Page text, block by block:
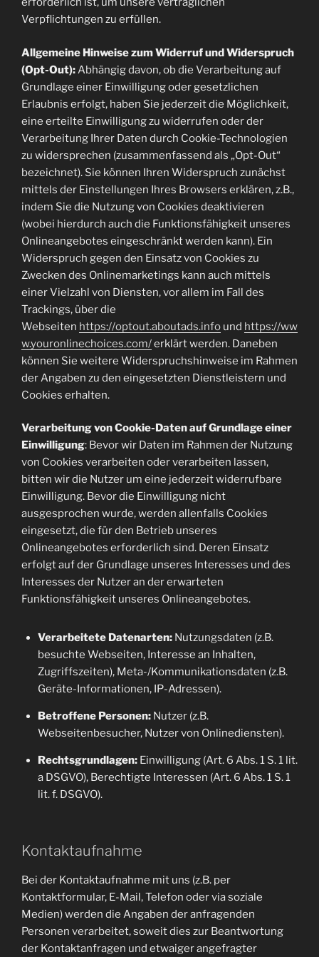
Verpflichtungen zu erfüllen.
Allgemeine Hinweise zum Widerruf und Widerspruch
(Opt-Out): Abhängig davon, ob die Verarbeitung auf
Grundlage einer Einwilligung oder gesetzlichen
Erlaubnis erfolgt, haben Sie jederzeit die Möglichkeit,
eine erteilte Einwilligung zu widerrufen oder der
Verarbeitung Ihrer Daten durch Cookie-Technologien
zu widersprechen (zusammenfassend als „Opt-Out“
bezeichnet). Sie können Ihren Widerspruch zunächst
mittels der Einstellungen Ihres Browsers erklären, z.B.,
indem Sie die Nutzung von Cookies deaktivieren
(wobei hierdurch auch die Funktionsfähigkeit unseres
Onlineangebotes eingeschränkt werden kann). Ein
Widerspruch gegen den Einsatz von Cookies zu
Zwecken des Onlinemarketings kann auch mittels
einer Vielzahl von Diensten, vor allem im Fall des
Trackings, über die
Webseiten https://optout.aboutads.info und https://ww
w.youronlinechoices.com/erklärt werden. Daneben
können Sie weitere Widerspruchshinweise im Rahmen
der Angaben zu den eingesetzten Dienstleistern und
Cookies erhalten.
Verarbeitung von Cookie-Daten auf Grundlage einer
Einwilligung: Bevor wir Daten im Rahmen der Nutzung
von Cookies verarbeiten oder verarbeiten lassen,
bitten wir die Nutzer um eine jederzeit widerrufbare
Einwilligung. Bevor die Einwilligung nicht
ausgesprochen wurde, werden allenfalls Cookies
eingesetzt, die für den Betrieb unseres
Onlineangebotes erforderlich sind. Deren Einsatz
erfolgt auf der Grundlage unseres Interesses und des
Interesses der Nutzer an der erwarteten
Funktionsfähigkeit unseres Onlineangebotes.
Verarbeitete Datenarten:Nutzungsdaten (z.B.
besuchte Webseiten, Interesse an Inhalten,
Zugriffszeiten), Meta-/Kommunikationsdaten (z.B.
Geräte-Informationen, IP-Adressen).
Betroffene Personen:Nutzer (z.B.
Webseitenbesucher, Nutzer von Onlinediensten).
Rechtsgrundlagen:Einwilligung (Art. 6 Abs. 1 S. 1 lit.
a DSGVO), Berechtigte Interessen (Art. 6 Abs. 1 S. 1
lit. f. DSGVO).
Kontaktaufnahme
Bei der Kontaktaufnahme mit uns (z.B. per
Kontaktformular, E-Mail, Telefon oder via soziale
Medien) werden die Angaben der anfragenden
Personen verarbeitet, soweit dies zur Beantwortung
der Kontaktanfragen und etwaiger angefragter